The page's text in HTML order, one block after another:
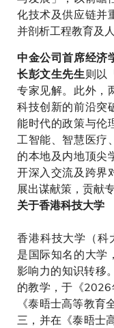
化技术及供应链并
并剖析工程教育及
中金公司首席经济
长彭文生先生则以
专家见解。此外，
科技创新的前沿突
能时代的政策与伦
工智能、智慧医疗
的本地及内地顶尖
开深入交流及跨界
展出谋献策，贡献
关于香港科技大学
香港科技大学（科
是国际知名的大学
影响力的知识转移
的教学，于《2026
《泰晤士高等教
三，并在《泰晤士